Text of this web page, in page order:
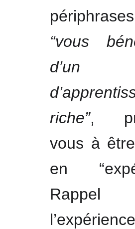
“vous
d’un
riche”,
vous à
en